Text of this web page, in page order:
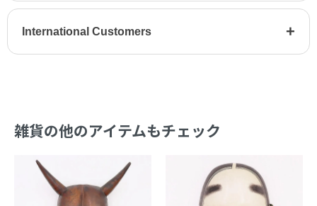
International Customers +
雑貨の他のアイテムもチェック